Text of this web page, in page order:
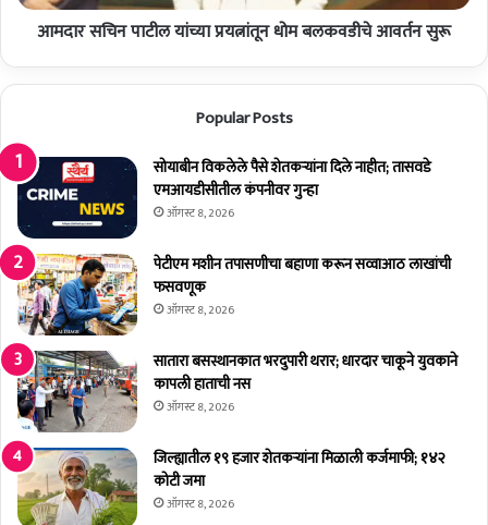
ण
रि
मा
ग
णी
टी
त्नां
तू
न
म
ब
ल
क
व
डी
चे
आ
व
र्त
न
सु
रू
आमदार सचिन पाटील यांच्या प्रयत्नांतून धोम बलकवडीचे आवर्तन सुरू
Popular Posts
सोयाबीन विकलेले पैसे शेतकर्‍यांना दिले नाहीत; तासवडे
एमआयडीसीतील कंपनीवर गुन्हा
ऑगस्ट 8, 2026
पेटीएम मशीन तपासणीचा बहाणा करून सव्वाआठ लाखांची
फसवणूक
ऑगस्ट 8, 2026
सातारा बसस्थानकात भरदुपारी थरार; धारदार चाकूने युवकाने
कापली हाताची नस
ऑगस्ट 8, 2026
जिल्ह्यातील १९ हजार शेतकर्‍यांना मिळाली कर्जमाफी; १४२
कोटी जमा
ऑगस्ट 8, 2026